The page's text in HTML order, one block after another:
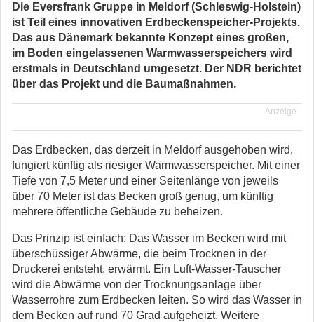
Die Eversfrank Gruppe in Meldorf (Schleswig-Holstein)
ist Teil eines innovativen Erdbeckenspeicher-Projekts.
Das aus Dänemark bekannte Konzept eines großen,
im Boden eingelassenen Warmwasserspeichers wird
erstmals in Deutschland umgesetzt. Der NDR berichtet
über das Projekt und die Baumaßnahmen.
Anzeige
Das Erdbecken, das derzeit in Meldorf ausgehoben wird,
fungiert künftig als riesiger Warmwasserspeicher. Mit einer
Tiefe von 7,5 Meter und einer Seitenlänge von jeweils
über 70 Meter ist das Becken groß genug, um künftig
mehrere öffentliche Gebäude zu beheizen.
Das Prinzip ist einfach: Das Wasser im Becken wird mit
überschüssiger Abwärme, die beim Trocknen in der
Druckerei entsteht, erwärmt. Ein Luft-Wasser-Tauscher
wird die Abwärme von der Trocknungsanlage über
Wasserrohre zum Erdbecken leiten. So wird das Wasser in
dem Becken auf rund 70 Grad aufgeheizt. Weitere